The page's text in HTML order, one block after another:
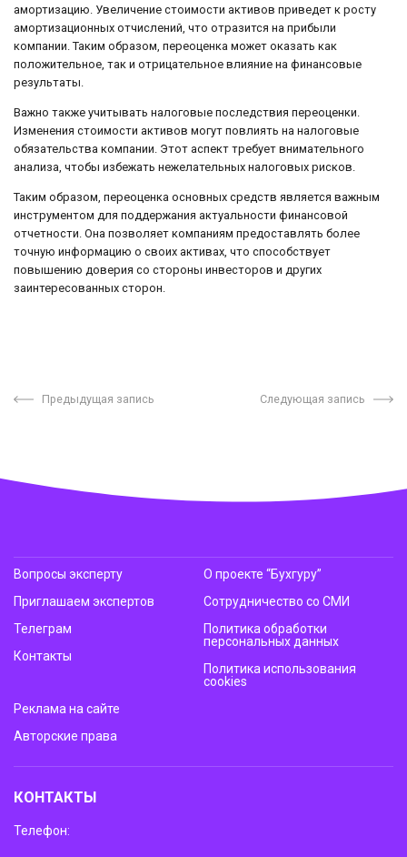
амортизацию. Увеличение стоимости активов приведет к росту
амортизационных отчислений, что отразится на прибыли
компании. Таким образом, переоценка может оказать как
положительное, так и отрицательное влияние на финансовые
результаты.
Важно также учитывать налоговые последствия переоценки.
Изменения стоимости активов могут повлиять на налоговые
обязательства компании. Этот аспект требует внимательного
анализа, чтобы избежать нежелательных налоговых рисков.
Таким образом, переоценка основных средств является важным
инструментом для поддержания актуальности финансовой
отчетности. Она позволяет компаниям предоставлять более
точную информацию о своих активах, что способствует
повышению доверия со стороны инвесторов и других
заинтересованных сторон.
Предыдущая запись Следующая запись
Вопросы эксперту
Приглашаем экспертов
Телеграм
Контакты
О проекте “Бухгуру”
Сотрудничество со СМИ
Политика обработки
персональных данных
Политика использования
cookies
Реклама на сайте
Авторские права
КОНТАКТЫ
Телефон: